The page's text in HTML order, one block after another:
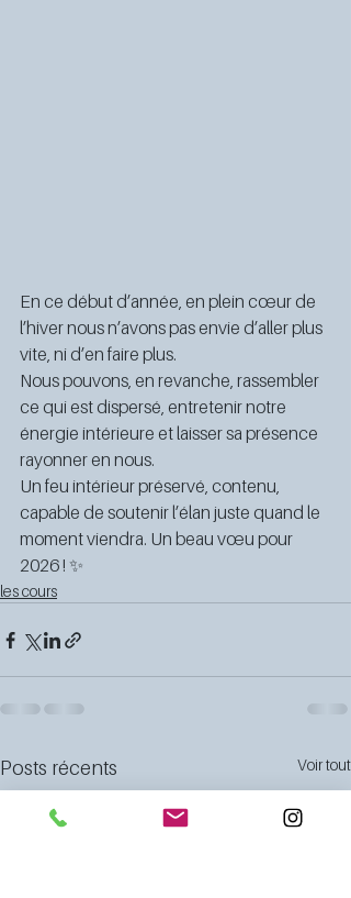
En ce début d’année, en plein cœur de
l’hiver nous n’avons pas envie d’aller plus
vite, ni d’en faire plus.
Nous pouvons, en revanche, rassembler
ce qui est dispersé, entretenir notre
énergie intérieure et laisser sa présence
rayonner en nous.
Un feu intérieur préservé, contenu,
capable de soutenir l’élan juste quand le
moment viendra. Un beau vœu pour
2026 ! ✨
les cours
Posts récents Voir tout